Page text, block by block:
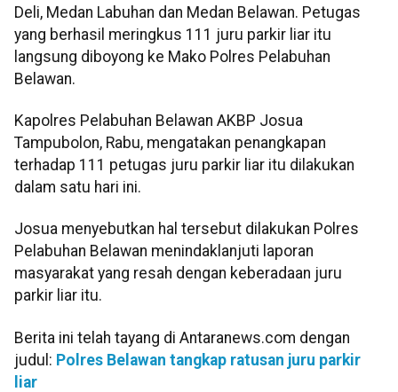
Deli, Medan Labuhan dan Medan Belawan. Petugas
yang berhasil meringkus 111 juru parkir liar itu
langsung diboyong ke Mako Polres Pelabuhan
Belawan.
Kapolres Pelabuhan Belawan AKBP Josua
Tampubolon, Rabu, mengatakan penangkapan
terhadap 111 petugas juru parkir liar itu dilakukan
dalam satu hari ini.
Josua menyebutkan hal tersebut dilakukan Polres
Pelabuhan Belawan menindaklanjuti laporan
masyarakat yang resah dengan keberadaan juru
parkir liar itu.
Berita ini telah tayang di Antaranews.com dengan
judul: Polres Belawan tangkap ratusan juru parkir
liar